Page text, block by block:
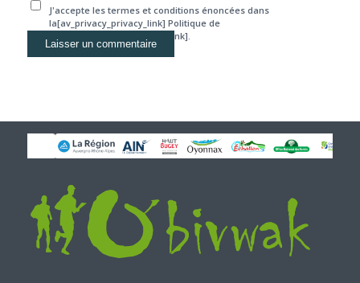
J'accepte les termes et conditions énoncées dans
la[av_privacy_privacy_link] Politique de
confidentialité[/av_privacy_link].